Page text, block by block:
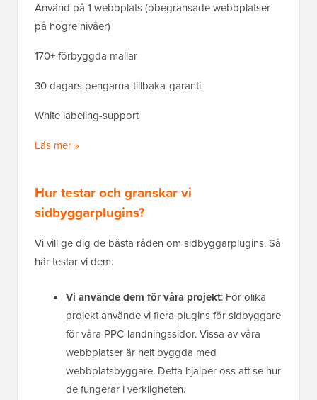
Använd på 1 webbplats (obegränsade webbplatser
på högre nivåer)
170+ förbyggda mallar
30 dagars pengarna-tillbaka-garanti
White labeling-support
Läs mer »
Hur testar och granskar vi
sidbyggarplugins?
Vi vill ge dig de bästa råden om sidbyggarplugins. Så
här testar vi dem:
Vi använde dem för våra projekt: För olika
projekt använde vi flera plugins för sidbyggare
för våra PPC-landningssidor. Vissa av våra
webbplatser är helt byggda med
webbplatsbyggare. Detta hjälper oss att se hur
de fungerar i verkligheten.